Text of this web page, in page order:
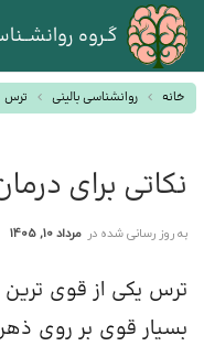
گـروه
خانه روانشناسی بالینی ترس
نکاتی برای
به روز رسانی شده در مرداد 10, 1405
ترس یکی از قوی
بسیار قوی بر روی